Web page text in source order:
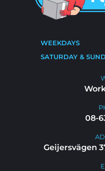
WEEKDAYS
SATURDAY &
08-
Geijersvägen